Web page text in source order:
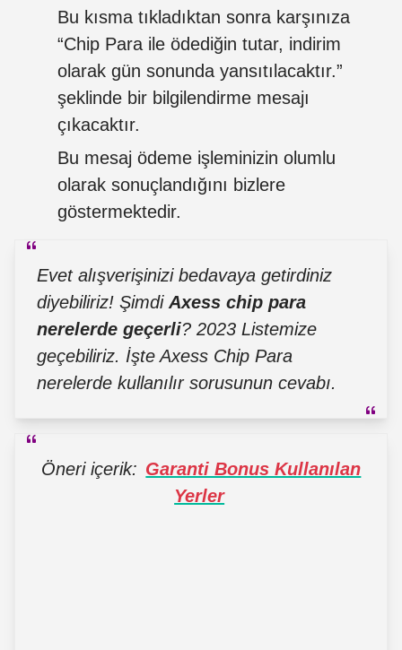
Bu kısma tıkladıktan sonra karşınıza
“Chip Para ile ödediğin tutar, indirim
olarak gün sonunda yansıtılacaktır.”
şeklinde bir bilgilendirme mesajı
çıkacaktır.
Bu mesaj ödeme işleminizin olumlu
olarak sonuçlandığını bizlere
göstermektedir.
Evet alışverişinizi bedavaya getirdiniz
diyebiliriz! Şimdi Axess chip para
nerelerde geçerli? 2023 Listemize
geçebiliriz. İşte Axess Chip Para
nerelerde kullanılır sorusunun cevabı.
Öneri içerik: Garanti Bonus Kullanılan
Yerler